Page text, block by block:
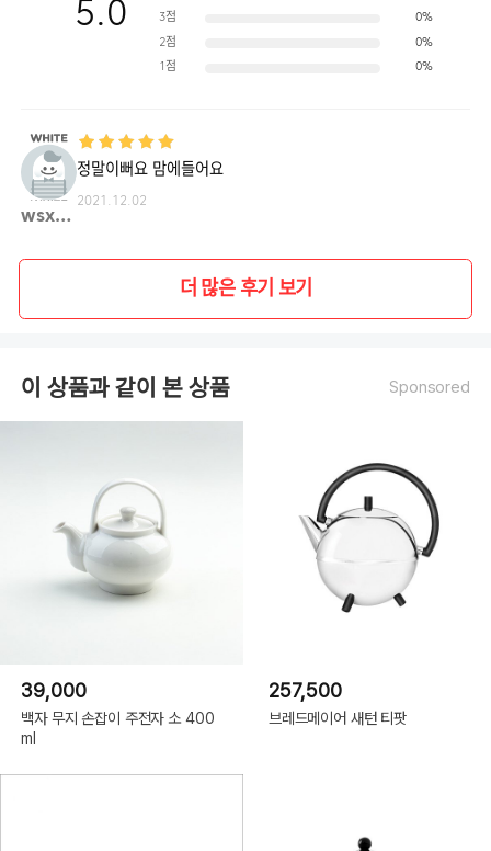
5.0 3점 0%
2점 0%
1점 0%
wsxc1**
정말이뻐요 맘에들어요
2021.12.02
더 많은 후기 보기
이 상품과 같이 본 상품 Sponsored
39,000
백자 무지 손잡이 주전자 소 400
ml
257,500
브레드메이어 새턴 티팟